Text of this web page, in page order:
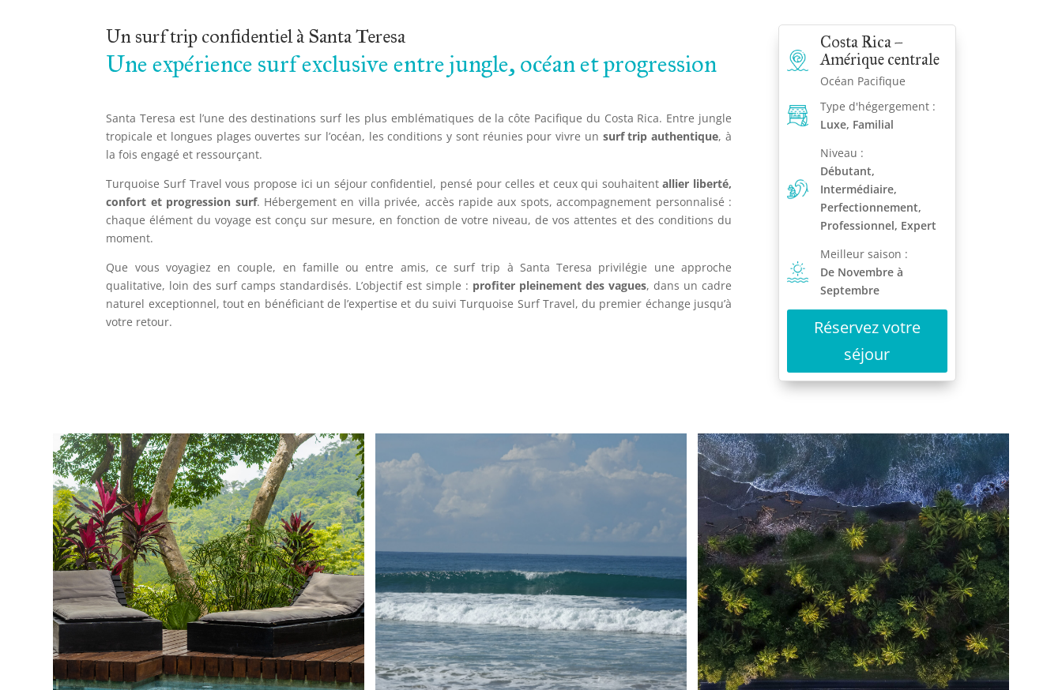
Un surf trip confidentiel à Santa Teresa
Une expérience surf exclusive entre jungle, océan et progression
Santa Teresa est l’une des destinations surf les plus emblématiques de la côte Pacifique du Costa Rica. Entre jungle
tropicale et longues plages ouvertes sur l’océan, les conditions y sont réunies pour vivre un surf trip authentique, à
la fois engagé et ressourçant.
Turquoise Surf Travel vous propose ici un séjour confidentiel, pensé pour celles et ceux qui souhaitentallier liberté,
confort et progression surf. Hébergement en villa privée, accès rapide aux spots, accompagnement personnalisé :
chaque élément du voyage est conçu sur mesure, en fonction de votre niveau, de vos attentes et des conditions du
moment.
Que vous voyagiez en couple, en famille ou entre amis, ce surf trip à Santa Teresa privilégie une approche
qualitative, loin des surf camps standardisés. L’objectif est simple : profiter pleinement des vagues, dans un cadre
naturel exceptionnel, tout en bénéficiant de l’expertise et du suivi Turquoise Surf Travel, du premier échange jusqu’à
votre retour.
Costa Rica –
Amérique centrale
Océan Pacifique
Type d'hégergement :
Luxe, Familial
Niveau :
Débutant,
Intermédiaire,
Perfectionnement,
Professionnel, Expert
Meilleur saison :
De Novembre à
Septembre
Réservez votre
séjour